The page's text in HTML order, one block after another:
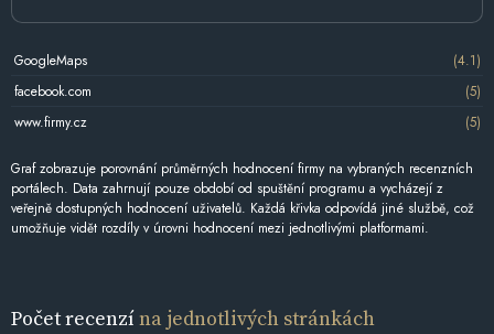
GoogleMaps
(4.1)
facebook.com
(5)
www.firmy.cz
(5)
Graf zobrazuje porovnání průměrných hodnocení firmy na vybraných recenzních
portálech. Data zahrnují pouze období od spuštění programu a vycházejí z
veřejně dostupných hodnocení uživatelů. Každá křivka odpovídá jiné službě, což
umožňuje vidět rozdíly v úrovni hodnocení mezi jednotlivými platformami.
Počet recenzína jednotlivých stránkách